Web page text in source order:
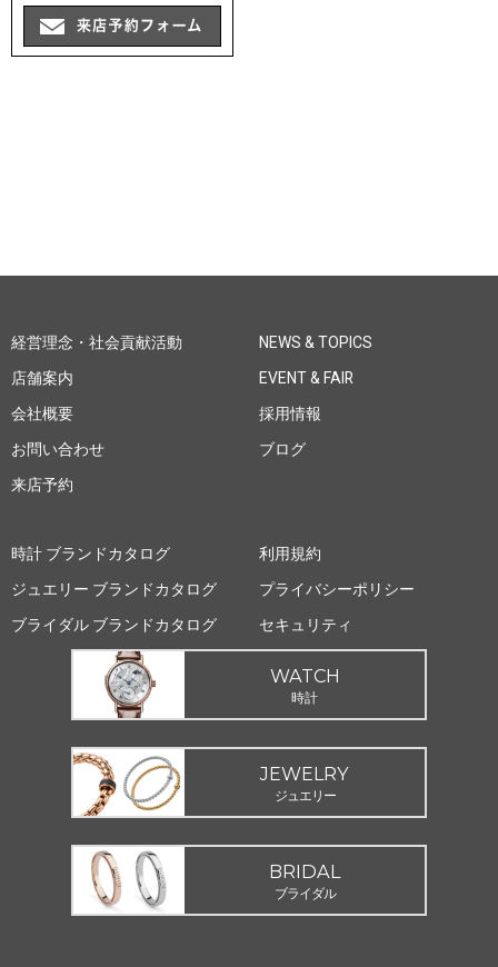
経営理念・社会貢献活動
店舗案内
会社概要
お問い合わせ
来店予約
NEWS & TOPICS
EVENT & FAIR
採用情報
ブログ
時計 ブランドカタログ
ジュエリー ブランドカタログ
ブライダル ブランドカタログ
利用規約
プライバシーポリシー
セキュリティ
WATCH
時計
JEWELRY
ジュエリー
BRIDAL
ブライダル